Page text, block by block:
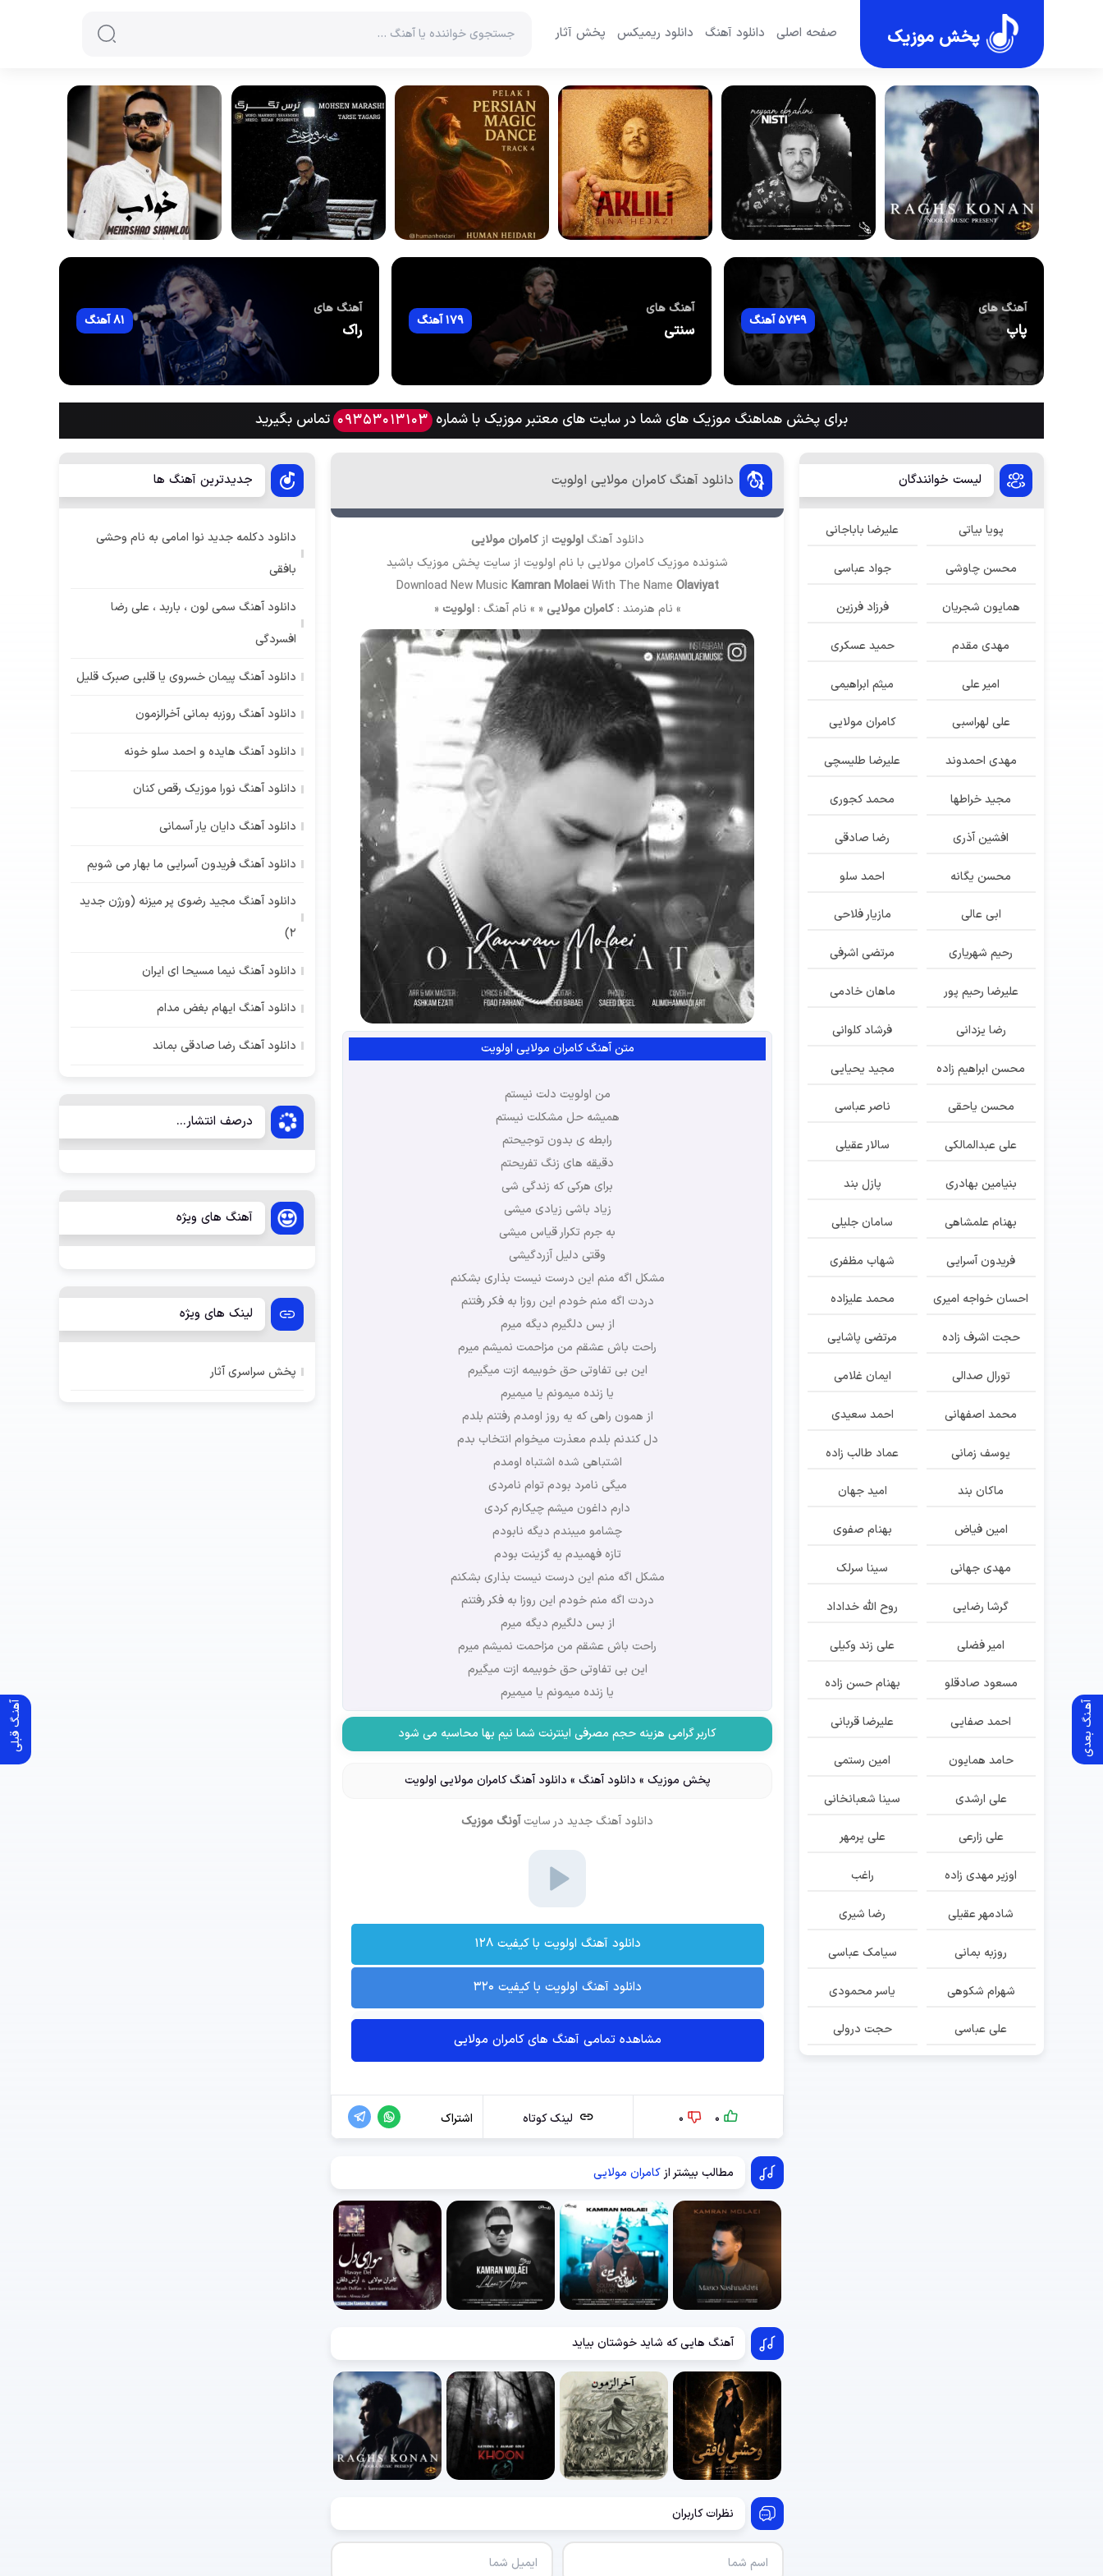
پخش موزیک صفحه اصلی دانلود آهنگ دانلود ریمیکس پخش آثار
آهنگ های
پاپ 5749 آهنگ
آهنگ های
سنتی 179 آهنگ
آهنگ های
راک 81 آهنگ
برای پخش هماهنگ موزیک های شما در سایت های معتبر موزیک با شماره 09353013103 تماس بگیرید
آهنـگ قبلی آهـنگ بعدی
دانلود آهنگ کامران مولایی اولویت
دانلود آهنگ اولویت ازکامران مولایی
شنونده موزیک کامران مولایی با نام اولویت از سایت پخش موزیک باشید
Download New Music Kamran MolaeiWith The Name Olaviyat
» نام هنرمند :کامران مولایی « » نام آهنگ :اولویت «
متن آهنگ کامران مولایی اولویت
من اولویت دلت نیستم
همیشه حل مشکلت نیستم
رابطه ی بدون توجیحتم
دقیقه های زنگ تفریحتم
برای هرکی که زندگی شی
زیاد باشی زیادی میشی
به جرم تکرار قیاس میشی
وقتی دلیل آزردگیشی
مشکل اگه منم این درست نیست بذاری بشکنم
دردت اگه منم خودم این روزا به فکر رفتنم
از بس دلگیرم دیگه میرم
راحت باش عشقم من مزاحمت نمیشم میرم
این بی تفاوتی حق خوبیمه ازت میگیرم
یا زنده میمونم یا میمیرم
از همون راهی که یه روز اومدم رفتنم بلدم
دل کندنم بلدم معذرت میخوام انتخاب بدم
اشتباهی شده اشتباه اومدم
میگی نامرد بودم توام نامردی
دارم داغون میشم چیکارم کردی
چشامو میبندم دیگه نابودم
تازه فهمیدم یه گزینت بودم
مشکل اگه منم این درست نیست بذاری بشکنم
دردت اگه منم خودم این روزا به فکر رفتنم
از بس دلگیرم دیگه میرم
راحت باش عشقم من مزاحمت نمیشم میرم
این بی تفاوتی حق خوبیمه ازت میگیرم
یا زنده میمونم یا میمیرم
کاربر گرامی هزینه حجم مصرفی اینترنت شما نیم بها محاسبه می شود
پخش موزیک » دانلود آهنگ » دانلود آهنگ کامران مولایی اولویت
دانلود آهنگ جدیددر سایت آونگ موزیک
دانلود آهنگ اولویت با کیفیت ۱۲۸
دانلود آهنگ اولویت با کیفیت ۳۲۰
مشاهده تمامی آهنگ های کامران مولایی
0
0 لینک کوتاه اشتراک
مطالب بیشتر از کامران مولایی
آهنگ هایی که شاید خوشتان بیاید
نظرات کاربران
لیست خوانندگان
پویا بیاتی علیرضا باباجانی
محسن چاوشی جواد عباسی
همایون شجریان فرزاد فرزین
مهدی مقدم حمید عسکری
امیر علی میثم ابراهیمی
علی لهراسبی کامران مولایی
مهدی احمدوند علیرضا طلیسچی
مجید خراطها محمد کجوری
افشین آذری رضا صادقی
محسن یگانه احمد سلو
ابی عالی مازیار فلاحی
رحیم شهریاری مرتضی اشرفی
علیرضا رحیم پور ماهان خادمی
رضا یزدانی فرشاد کلوانی
محسن ابراهیم زاده مجید یحیایی
محسن یاحقی ناصر عباسی
علی عبدالمالکی سالار عقیلی
بنیامین بهادری پازل بند
بهنام علمشاهی سامان جلیلی
فریدون آسرایی شهاب مظفری
احسان خواجه امیری محمد علیزاده
حجت اشرف زاده مرتضی پاشایی
تورال صدالی ایمان غلامی
محمد اصفهانی احمد سعیدی
یوسف زمانی عماد طالب زاده
ماکان بند امید جهان
امین فیاض بهنام صفوی
مهدی جهانی سینا سرلک
گرشا رضایی روح الله خداداد
امیر فضلی علی زند وکیلی
مسعود صادقلو بهنام حسن زاده
احمد صفایی علیرضا قربانی
حامد همایون امین رستمی
علی ارشدی سینا شعبانخانی
علی زارعی علی پرمهر
اوزیر مهدی زاده راغب
شادمهر عقیلی رضا شیری
روزبه بمانی سیامک عباسی
شهرام شکوهی یاسر محمودی
علی عباسی حجت درولی
جدیدترین آهنگ ها
دانلود دکلمه جدید نوا امامی به نام وحشی
بافقی
دانلود آهنگ سمی لون ، باربد ، علی رضا
افسردگی
دانلود آهنگ پیمان خسروی یا قلبی صبرک قلیل
دانلود آهنگ روزبه بمانی آخرالزمون
دانلود آهنگ هایده و احمد سلو خونه
دانلود آهنگ نورا موزیک رقص کنان
دانلود آهنگ دایان یار آسمانی
دانلود آهنگ فریدون آسرایی ما بهار می شویم
دانلود آهنگ مجید رضوی پر میزنه (ورژن جدید
2)
دانلود آهنگ نیما مسیحا ای ایران
دانلود آهنگ ایهام بغض مدام
دانلود آهنگ رضا صادقی بماند
درصف انتشار...
آهنگ های ویژه
لینک های ویژه
پخش سراسری آثار